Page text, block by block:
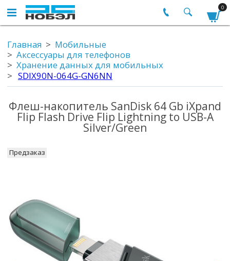
0
Главная
Мобильные
Аксессуары для телефонов
Хранение данных для мобильных
SDIX90N-064G-GN6NN
Флеш-накопитель SanDisk 64 Gb iXpand
Flip Flash Drive Flip Lightning to USB-A
Silver/Green
Предзаказ